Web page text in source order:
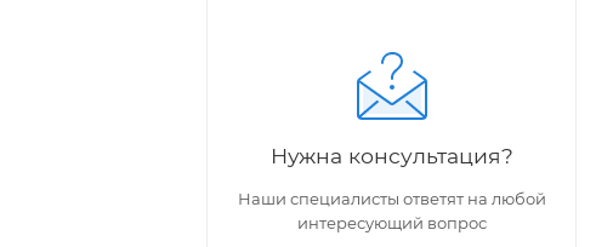
Нужна консультация?
Наши специалисты ответят на любой
интересующий вопрос